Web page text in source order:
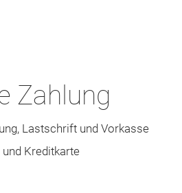
Zahlung
Lastschrift und Vorkasse
und Kreditkarte